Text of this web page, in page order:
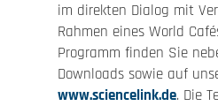
im direkten Dialog mit
Rahmen eines World
Programm finden Sie
Downloads sowie auf
www.sciencelink.de. Die